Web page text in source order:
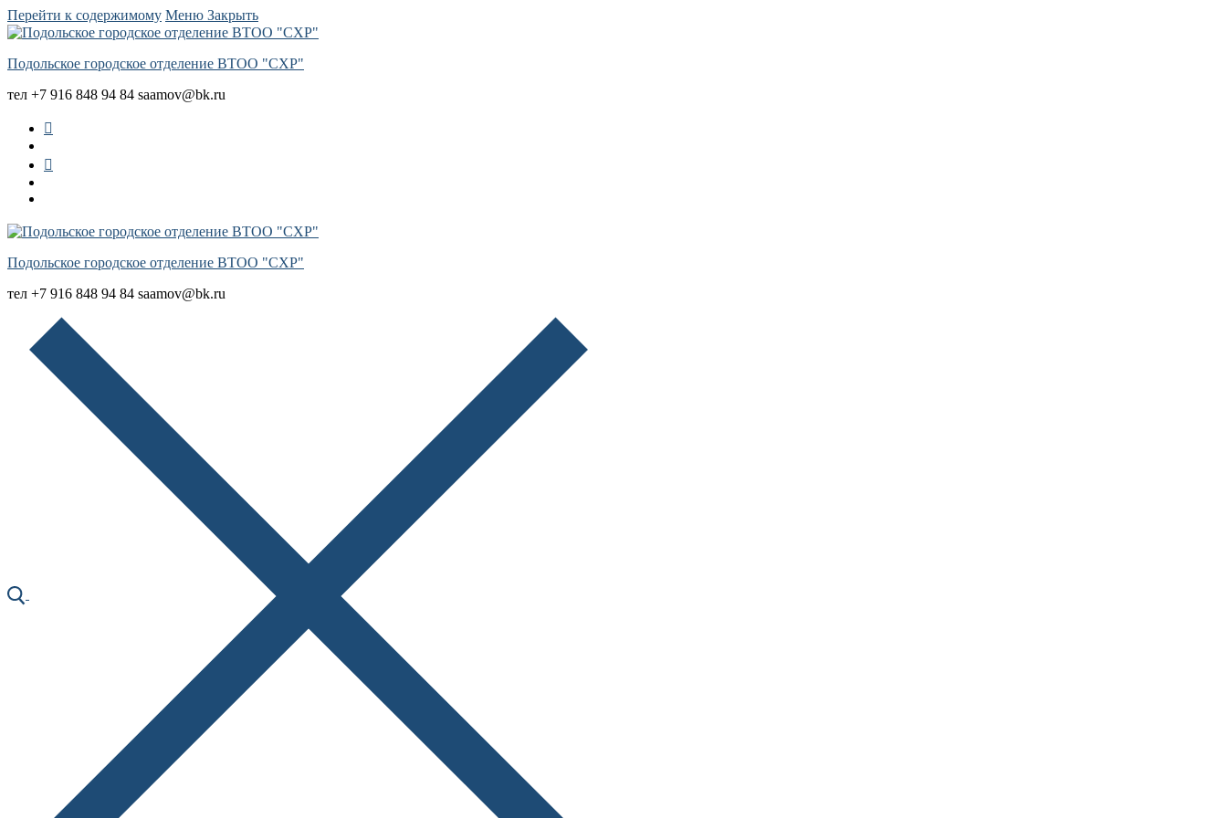
Перейти к содержимому Меню Закрыть
Подольское городское отделение ВТОО "СХР"
тел +7 916 848 94 84 saamov@bk.ru
Подольское городское отделение ВТОО "СХР"
тел +7 916 848 94 84 saamov@bk.ru